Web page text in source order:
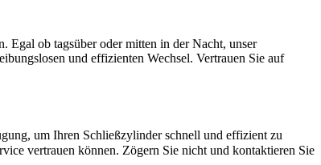
Egal ob tagsüber oder mitten in der Nacht, unser
und effizienten Wechsel.​ Vertrauen Sie auf
um Ihren Schließzylinder schnell und effizient zu